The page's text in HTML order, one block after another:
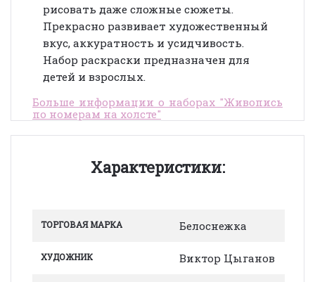
рисовать даже сложные сюжеты.
Прекрасно развивает художественный
вкус, аккуратность и усидчивость.
Набор раскраски предназначен для
детей и взрослых.
Больше информации о наборах "Живопись
по номерам на холсте"
Характеристики:
ТОРГОВАЯ МАРКА Белоснежка
ХУДОЖНИК Виктор Цыганов